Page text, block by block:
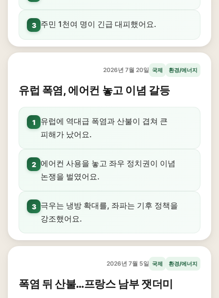
3 주민 1천여 명이 긴급 대피했어요.
2026년 7월 20일 국제 환경/에너지
유럽 폭염, 에어컨 놓고 이념 갈등
1
유럽에 역대급 폭염과 산불이 겹쳐 큰
피해가 났어요.
2
에어컨 사용을 놓고 좌우 정치권이 이념
논쟁을 벌였어요.
3
극우는 냉방 확대를, 좌파는 기후 정책을
강조했어요.
2026년 7월 5일 국제 환경/에너지
폭염 뒤 산불…프랑스 남부 잿더미